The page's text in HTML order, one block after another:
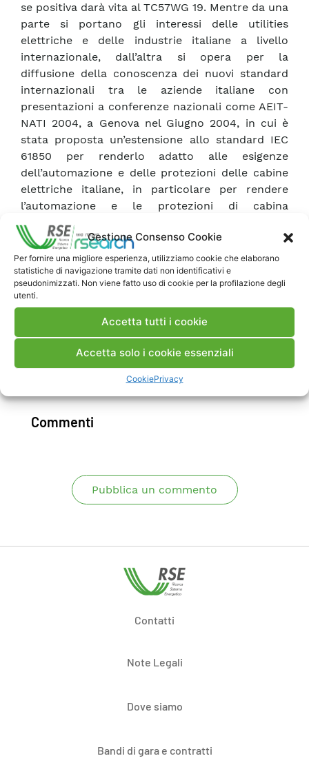
Gestione Consenso Cookie
Per fornire una migliore esperienza, utilizziamo cookie che elaborano
statistiche di navigazione tramite dati non identificativi e
pseudonimizzati. Non viene fatto uso di cookie per la profilazione degli
utenti.
Accetta tutti i cookie
Accetta solo i cookie essenziali
CookiePrivacy
se positiva darà vita al TC57WG 19. Mentre da una
parte si portano gli interessi delle utilities
elettriche e delle industrie italiane a livello
internazionale, dall’altra si opera per la
diffusione della conoscenza dei nuovi standard
internazionali tra le aziende italiane con
presentazioni a conferenze nazionali come AEIT-
NATI 2004, a Genova nel Giugno 2004, in cui è
stata proposta un’estensione allo standard IEC
61850 per renderlo adatto alle esigenze
dell’automazione e delle protezioni delle cabine
elettriche italiane, in particolare per rendere
l’automazione e le protezioni di cabina
interoperabili con le future risorse di
generazione distribuita. In questo contesto si è
dato voto positivo all’attività di normazione dei
sistemi di comunicazione per le risorse
energetiche distribuite, progetto IEC62350,
affidate al WG 17 di recente costituzione. Ci si è
inoltre attivati per partecipazione attiva alle
attività dei questo gruppo a partire dal 2006.
Scarica Rapporto
Commenti
Pubblica un commento
Contatti
Note Legali
Dove siamo
Bandi di gara e contratti